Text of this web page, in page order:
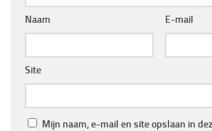
Naam E-mail
Site
Mijn naam, e-mail en site opslaan in